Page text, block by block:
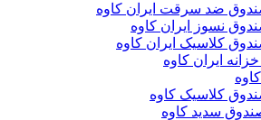
ضد سرقت ایران کاوه
نسوز ایران کاوه
کلاسیک ایران کاوه
ایران کاوه
کلاسیک کاوه
سدید کاوه